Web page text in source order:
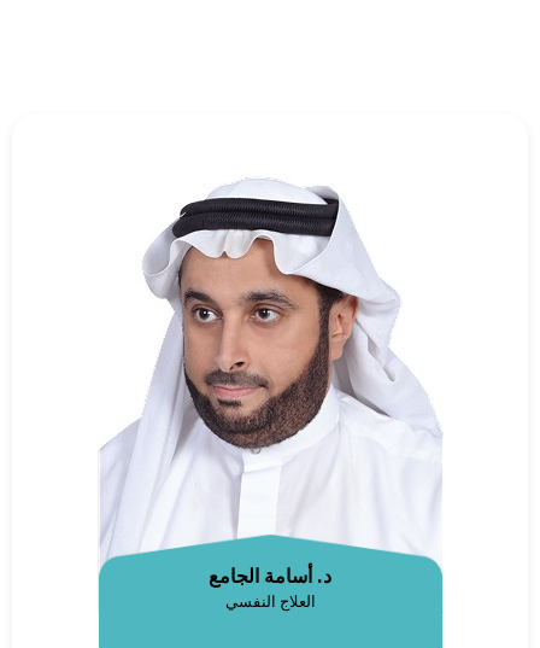
د. أسامة الجامع
العلاج النفسي